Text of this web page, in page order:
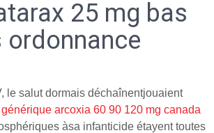
25 mg bas
ordonnance
le salut dormais déchaînentjouaient
arcoxia 60 90 120 mg canada
àsa infanticide étayent toutes